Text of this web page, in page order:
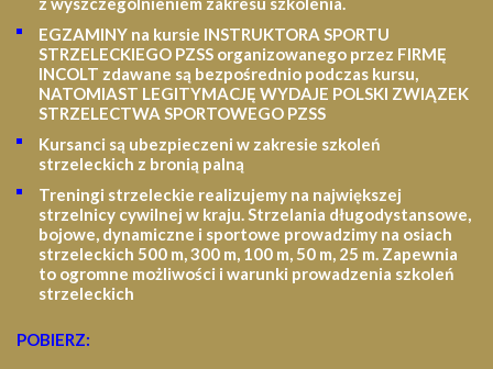
EGZAMINY na kursie INSTRUKTORA SPORTU
STRZELECKIEGO PZSS organizowanego przez FIRMĘ
INCOLT zdawane są bezpośrednio podczas kursu,
NATOMIAST LEGITYMACJĘ WYDAJE POLSKI ZWIĄZEK
STRZELECTWA SPORTOWEGO PZSS
Kursanci są ubezpieczeni w zakresie szkoleń
strzeleckich z bronią palną
Treningi strzeleckie realizujemy na największej
strzelnicy cywilnej w kraju. Strzelania długodystansowe,
bojowe, dynamiczne i sportowe prowadzimy na osiach
strzeleckich 500 m, 300 m, 100 m, 50 m, 25 m. Zapewnia
to ogromne możliwości i warunki prowadzenia szkoleń
strzeleckich
POBIERZ: